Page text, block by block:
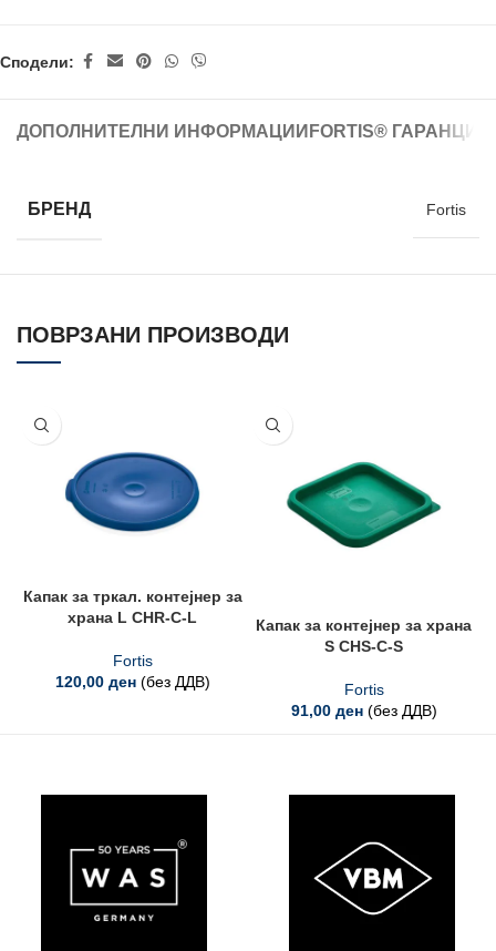
Сподели:
ДОПОЛНИТЕЛНИ ИНФОРМАЦИИ FORTIS®
БРЕНД Fortis
ПОВРЗАНИ ПРОИЗВОДИ
Капак за тркал. контејнер за
храна L CHR-C-L
Fortis
120,00 ден (без ДДВ)
Капак за контејнер за храна
S CHS-C-S
Fortis
91,00 ден (без ДДВ)